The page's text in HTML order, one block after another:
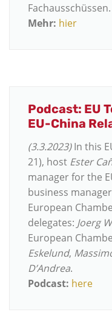
Fachausschüssen.
Mehr: hier
Podcast: EU
EU-China
(3.3.2023)In this
21), host Ester
manager for the
business
European
delegates: Joerg
European
Eskelund,
D’Andrea.
Podcast: here